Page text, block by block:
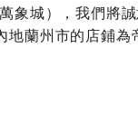
象城）‬，我們將
蘭州市的店鋪